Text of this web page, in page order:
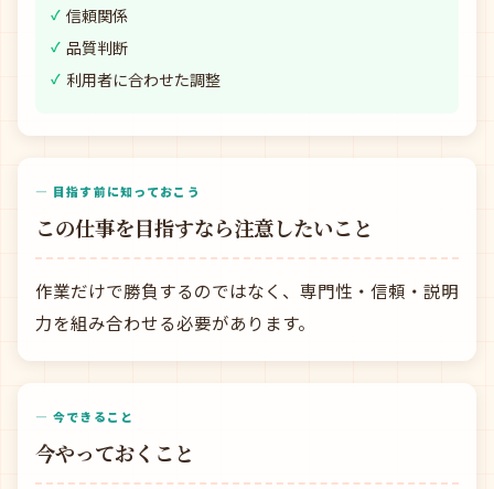
信頼関係
品質判断
利用者に合わせた調整
— 目指す前に知っておこう
この仕事を目指すなら注意したいこと
作業だけで勝負するのではなく、専門性・信頼・説明
力を組み合わせる必要があります。
— 今できること
今やっておくこと